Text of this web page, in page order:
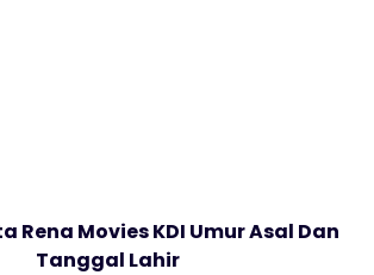
Rena Movies KDI Umur Asal Dan
Tanggal Lahir